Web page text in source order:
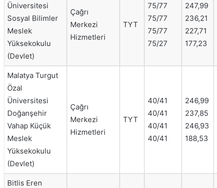
Üniversitesi
Sosyal Bilimler
Meslek
Yüksekokulu
(Devlet)
Çağrı
Merkezi
Hizmetleri
TYT
75/77
75/77
75/77
75/27
247,99
236,21
227,71
177,23
Malatya Turgut
Özal
Üniversitesi
Doğanşehir
Vahap Küçük
Meslek
Yüksekokulu
(Devlet)
Çağrı
Merkezi
Hizmetleri
TYT
40/41
40/41
40/41
40/41
246,99
237,85
246,93
188,53
Bitlis Eren